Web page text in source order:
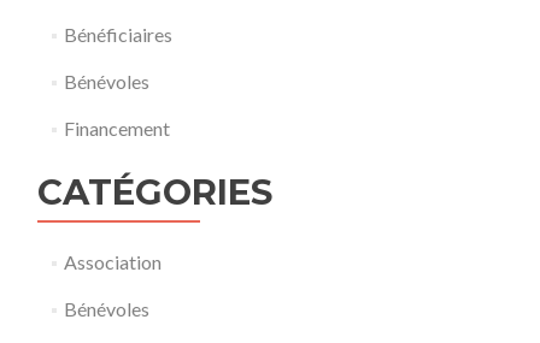
Bénéficiaires
Bénévoles
Financement
CATÉGORIES
Association
Bénévoles